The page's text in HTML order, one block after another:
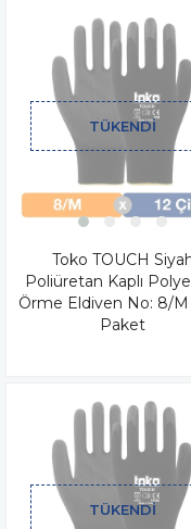
TÜKENDI
Toko TOUCH
Poliüretan Kaplı
Örme Eldiven No: 8/M
Paket
TÜKENDI